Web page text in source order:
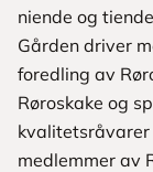
niende og
Gården driver
foredling av
Røroskake og
medlemmer av